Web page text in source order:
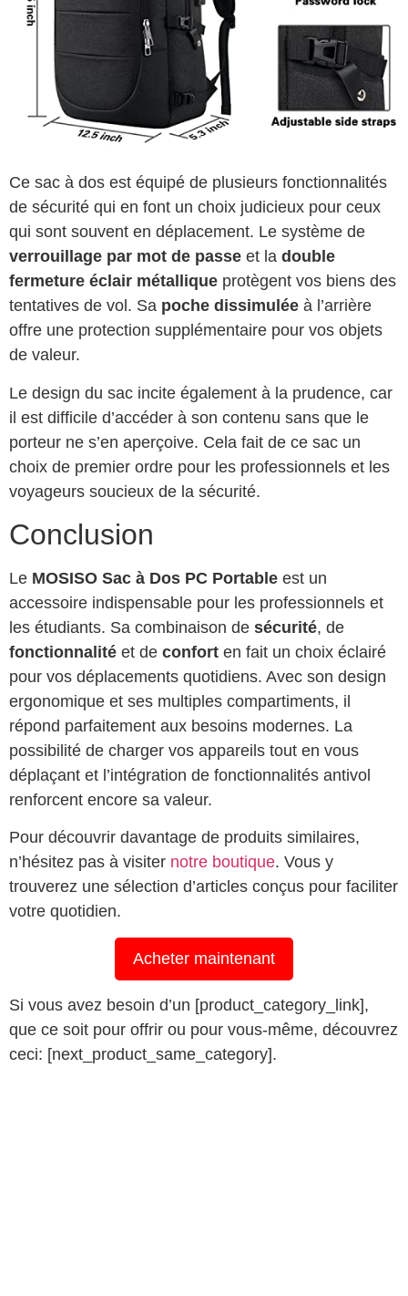
Ce sac à dos est équipé de plusieurs fonctionnalités
de sécurité qui en font un choix judicieux pour ceux
qui sont souvent en déplacement. Le système de
verrouillage par mot de passe et la double
fermeture éclair métallique protègent vos biens des
tentatives de vol. Sa poche dissimulée à l’arrière
offre une protection supplémentaire pour vos objets
de valeur.
Le design du sac incite également à la prudence, car
il est difficile d’accéder à son contenu sans que le
porteur ne s’en aperçoive. Cela fait de ce sac un
choix de premier ordre pour les professionnels et les
voyageurs soucieux de la sécurité.
Conclusion
Le MOSISO Sac à Dos PC Portable est un
accessoire indispensable pour les professionnels et
les étudiants. Sa combinaison de sécurité, de
fonctionnalité et de confort en fait un choix éclairé
pour vos déplacements quotidiens. Avec son design
ergonomique et ses multiples compartiments, il
répond parfaitement aux besoins modernes. La
possibilité de charger vos appareils tout en vous
déplaçant et l’intégration de fonctionnalités antivol
renforcent encore sa valeur.
Pour découvrir davantage de produits similaires,
n’hésitez pas à visiter notre boutique. Vous y
trouverez une sélection d’articles conçus pour faciliter
votre quotidien.
Acheter maintenant
Si vous avez besoin d’un [product_category_link],
que ce soit pour offrir ou pour vous-même, découvrez
ceci: [next_product_same_category].